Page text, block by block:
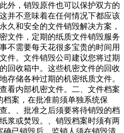
外，销毁原件也可以保护双方的
并不意味着在任何情况下都应该
久和安全的文件销毁解决方案，
文件，定期的纸质文件销毁服务
不需要每天花很多宝贵的时间用
件。文件销毁公司建议您将过期
回收箱中。这些机密文件的回收
存储各种过期的机密纸质文件。
看内部机密文件。二、文件档案
案，在批准前须单独系统保
。、批准之后须要将待销毁的档
浆或焚毁。、销毁档案时须有两
已销毁后，监销人须在销毁清